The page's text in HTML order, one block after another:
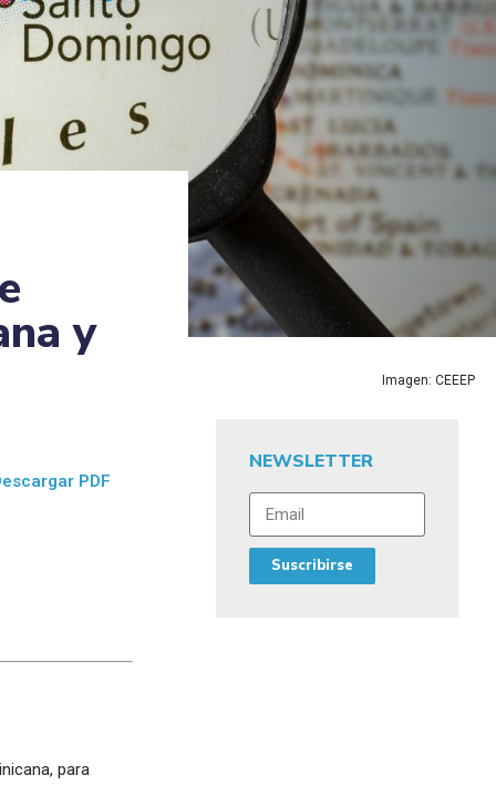
y
PDF
para
Imagen: CEEEP
NEWSLETTER
Suscribirse